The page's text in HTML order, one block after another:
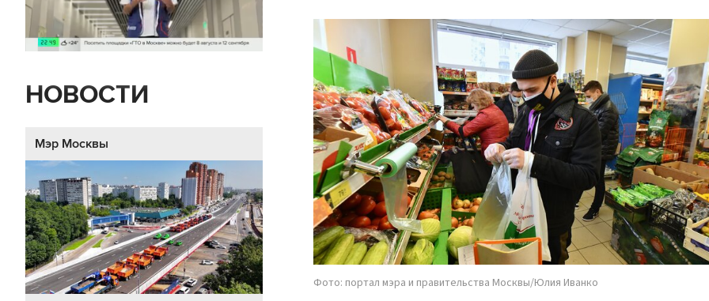
НОВОСТИ
Мэр Москвы
Фото: портал мэра и правительства Москвы/Юлия Иванко